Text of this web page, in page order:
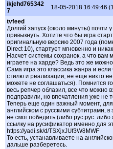
ikjehd765342
7
18-05-2018 16:49:46
tvfeed
Долгий запуск (около минуты) почти
привыкнуть. Хотите что бы игра
оригинальную версию 2007 года
Direct 10), стартует мгновенно и
Насчет системы сохранок, а что
играете на харде? Ведь это же
Сама игра это классика жанра и
стилю и реализации, ее еще никто
можете не соглашаться). Помнится
весь репчер облазил, все что можно
подправили, но впечатления уже не
Теперь еще один важный момент, для
английском с русскими субтитрами,
не смог победить (либо рус.рус.
ссылку на русификатор именно для
https://yadi.sk/d/TSXjxJUf3W8MWF
То есть, устанавливаете на
дальше разберетесь.